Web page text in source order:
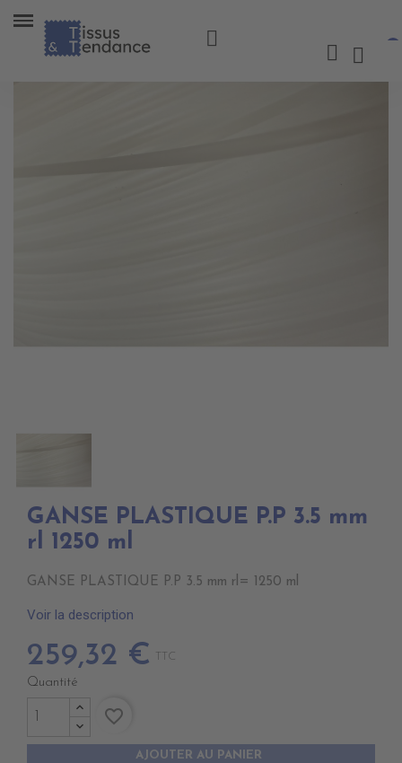
GANSE PLASTIQUE P.P 3.5 mm
rl 1250 ml
GANSE PLASTIQUE P.P 3.5 mm rl= 1250 ml
Voir la description
259,32 € TTC
Quantité
AJOUTER AU PANIER
favorite_border